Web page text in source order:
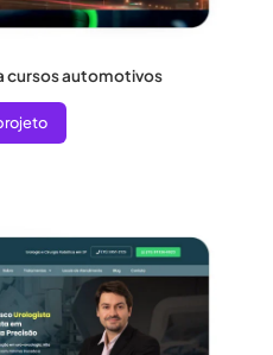
cursos automotivos